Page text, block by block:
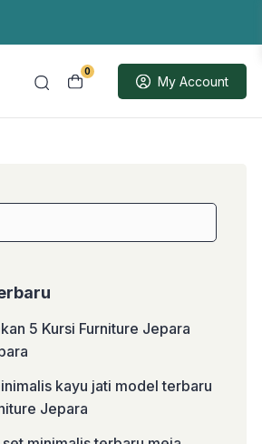
0
My Account
5 Kursi Furniture Jepara
kayu jati model terbaru
Jepara